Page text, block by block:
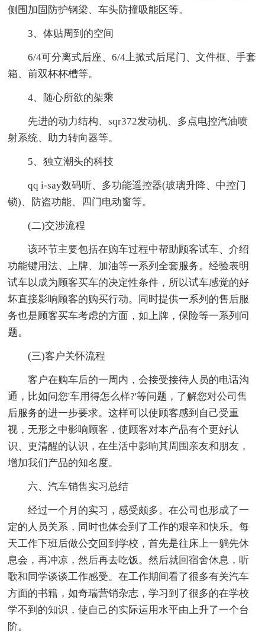
侧围加固防护钢梁、车头防撞吸能区等。
3、体贴周到的空间
6/4可分离式后座、6/4上掀式后尾门、文件框、手套
箱、前双杯杯槽等。
4、随心所欲的架乘
先进的动力结构、sqr372发动机、多点电控汽油喷
射系统、助力转向器等。
5、独立潮头的科技
qq i-say数码听、多功能遥控器(玻璃升降、中控门
锁)、防盗功能、四门电动窗等。
(二)交涉流程
该环节主要包括在购车过程中帮助顾客试车、介绍
功能键用法、上牌、加油等一系列全套服务。经验表明
试车以成为顾客买车的决定性条件，所以试车感觉的好
坏直接影响顾客的购买行动。同时提供一系列的售后服
务也是顾客买车考虑的方面，如上牌，保险等一系列问
题。
(三)客户关怀流程
客户在购车后的一周内，会接受接待人员的电话沟
通，比如问您'车用得怎么样?'等问题，了解您对公司售
后服务的进一步要求。这样可以使顾客感到自己受重
视，无形之中影响顾客，使顾客对本产品有个更好认
识、更清醒的认识，在生活中影响其周围亲友和朋友，
增加我们产品的知名度。
六、汽车销售实习总结
经过一个月的实习，感受颇多。在公司也形成了一
定的人员关系，同时也体会到了工作的艰辛和快乐。每
天工作下班后做公交回到学校，首先是往床上一躺先休
息会，再冲凉，然后再去吃饭。然后就回宿舍休息，听
歌和同学谈谈工作感受。在工作期间看了很多有关汽车
方面的书籍，如奇瑞营销杂志，学习到了很多的在学校
学不到的知识，使自己的实际运用水平由上升了一个台
阶。